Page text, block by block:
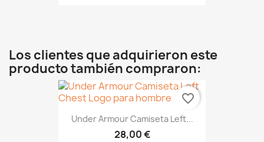
Los clientes que adquirieron este
producto también compraron:
Under Armour Camiseta Left...
28,00 €
favorite_border